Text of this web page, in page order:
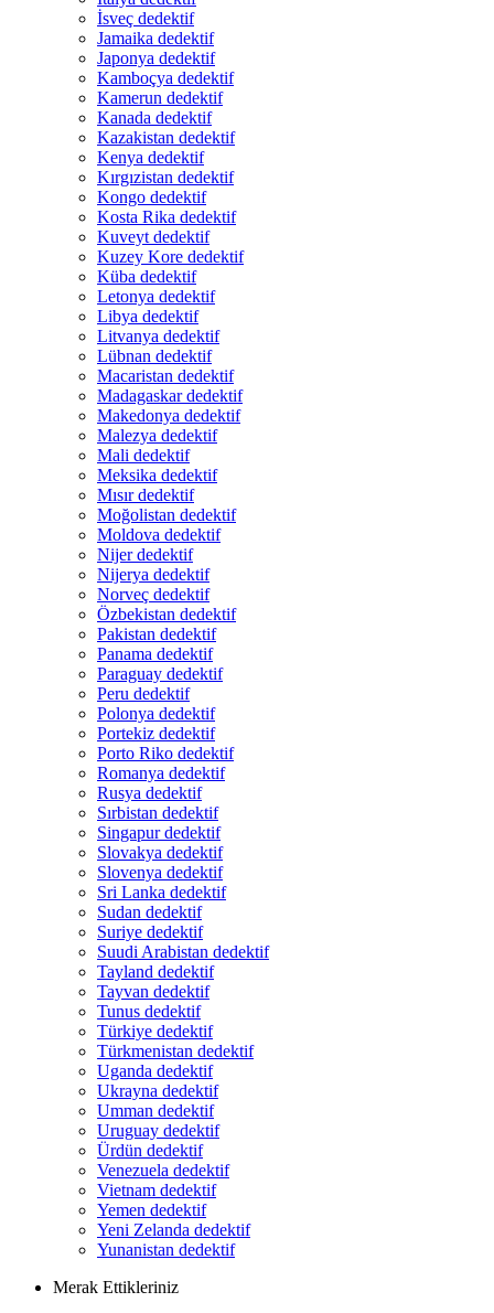
İsveç dedektif
Jamaika dedektif
Japonya dedektif
Kamboçya dedektif
Kamerun dedektif
Kanada dedektif
Kazakistan dedektif
Kenya dedektif
Kırgızistan dedektif
Kongo dedektif
Kosta Rika dedektif
Kuveyt dedektif
Kuzey Kore dedektif
Küba dedektif
Letonya dedektif
Libya dedektif
Litvanya dedektif
Lübnan dedektif
Macaristan dedektif
Madagaskar dedektif
Makedonya dedektif
Malezya dedektif
Mali dedektif
Meksika dedektif
Mısır dedektif
Moğolistan dedektif
Moldova dedektif
Nijer dedektif
Nijerya dedektif
Norveç dedektif
Özbekistan dedektif
Pakistan dedektif
Panama dedektif
Paraguay dedektif
Peru dedektif
Polonya dedektif
Portekiz dedektif
Porto Riko dedektif
Romanya dedektif
Rusya dedektif
Sırbistan dedektif
Singapur dedektif
Slovakya dedektif
Slovenya dedektif
Sri Lanka dedektif
Sudan dedektif
Suriye dedektif
Suudi Arabistan dedektif
Tayland dedektif
Tayvan dedektif
Tunus dedektif
Türkiye dedektif
Türkmenistan dedektif
Uganda dedektif
Ukrayna dedektif
Umman dedektif
Uruguay dedektif
Ürdün dedektif
Venezuela dedektif
Vietnam dedektif
Yemen dedektif
Yeni Zelanda dedektif
Yunanistan dedektif
Merak Ettikleriniz